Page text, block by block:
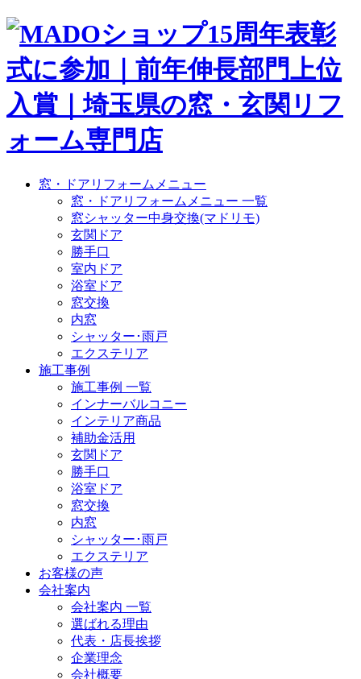
窓・ドアリフォームメニュー
窓・ドアリフォームメニュー 一覧
窓シャッター中身交換(マドリモ)
玄関ドア
勝手口
室内ドア
浴室ドア
窓交換
内窓
シャッター･雨戸
エクステリア
施工事例
施工事例 一覧
インナーバルコニー
インテリア商品
補助金活用
玄関ドア
勝手口
浴室ドア
窓交換
内窓
シャッター･雨戸
エクステリア
お客様の声
会社案内
会社案内 一覧
選ばれる理由
代表・店長挨拶
企業理念
会社概要